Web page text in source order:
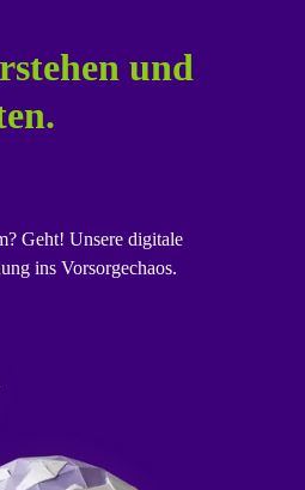
und
Geht! Unsere digitale
ins Vorsorgechaos.